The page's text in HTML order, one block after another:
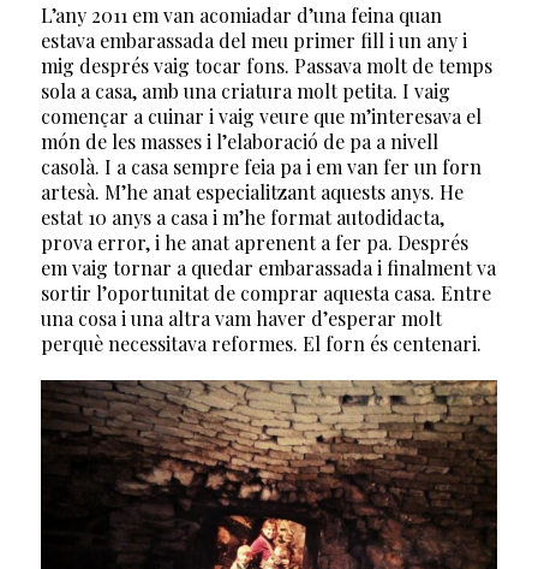
L’any 2011 em van acomiadar d’una feina quan
estava embarassada del meu primer fill i un any i
mig després vaig tocar fons. Passava molt de temps
sola a casa, amb una criatura molt petita. I vaig
començar a cuinar i vaig veure que m’interesava el
món de les masses i l’elaboració de pa a nivell
casolà. I a casa sempre feia pa i em van fer un forn
artesà. M’he anat especialitzant aquests anys. He
estat 10 anys a casa i m’he format autodidacta,
prova error, i he anat aprenent a fer pa. Després
em vaig tornar a quedar embarassada i finalment va
sortir l’oportunitat de comprar aquesta casa. Entre
una cosa i una altra vam haver d’esperar molt
perquè necessitava reformes. El forn és centenari.